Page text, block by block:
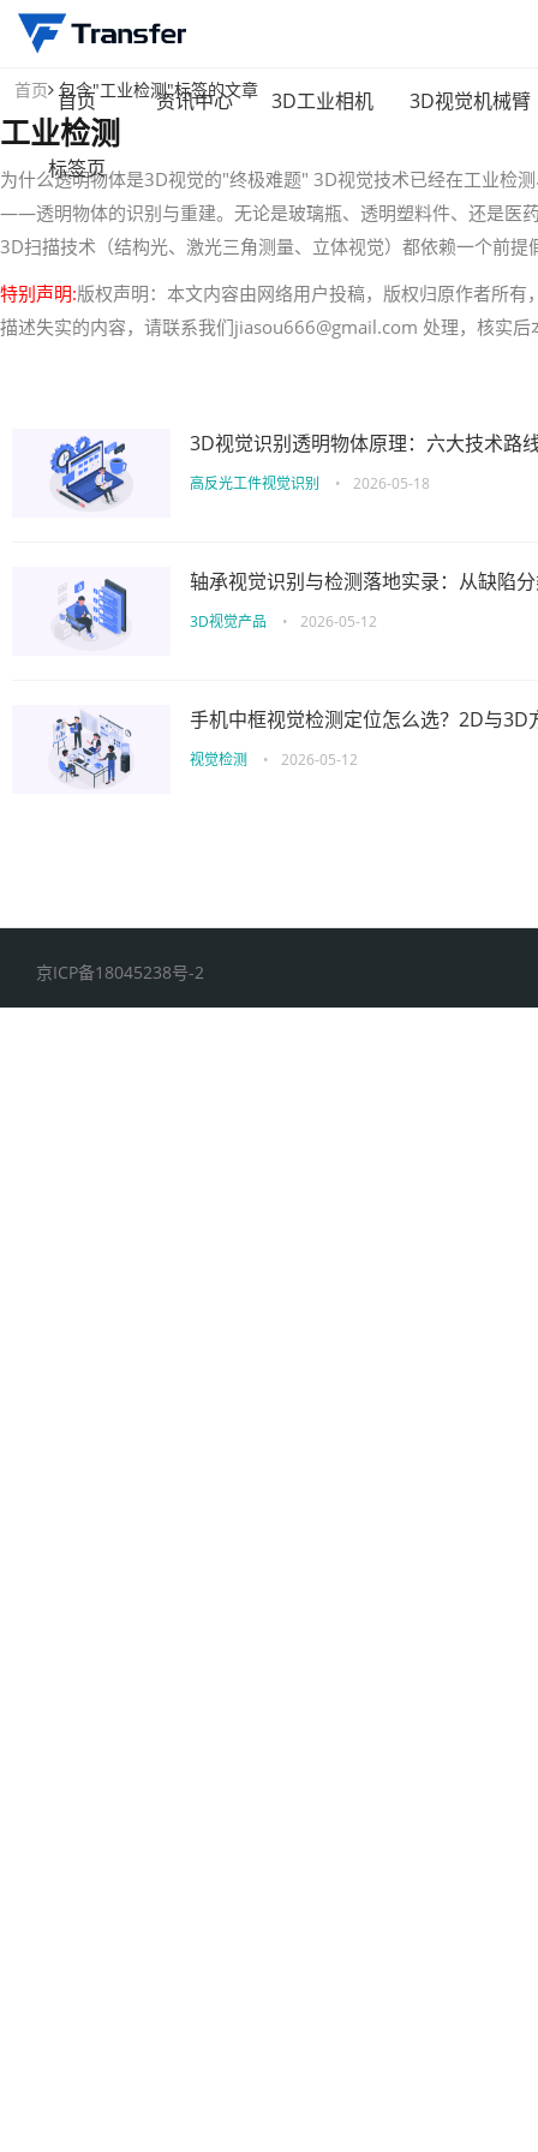
首页 资讯中心 3D工业相机 3D视觉机械臂
标签页
首页 包含"工业检测"标签的文章
工业检测
为什么透明物体是3D视觉的"终极难题" 3D视觉技术已经在工业检
——透明物体的识别与重建。无论是玻璃瓶、透明塑料件、还是医
3D扫描技术（结构光、激光三角测量、立体视觉）都依赖一个前
特别声明:版权声明：本文内容由网络用户投稿，版权归原作者所
描述失实的内容，请联系我们jiasou666@gmail.com 处理，核实
3D视觉识别透明物体原理：六大技术路
高反光工件视觉识别 • 2026-05-18
轴承视觉识别与检测落地实录：从缺陷
3D视觉产品 • 2026-05-12
手机中框视觉检测定位怎么选？2D与3D
视觉检测 • 2026-05-12
京ICP备18045238号-2